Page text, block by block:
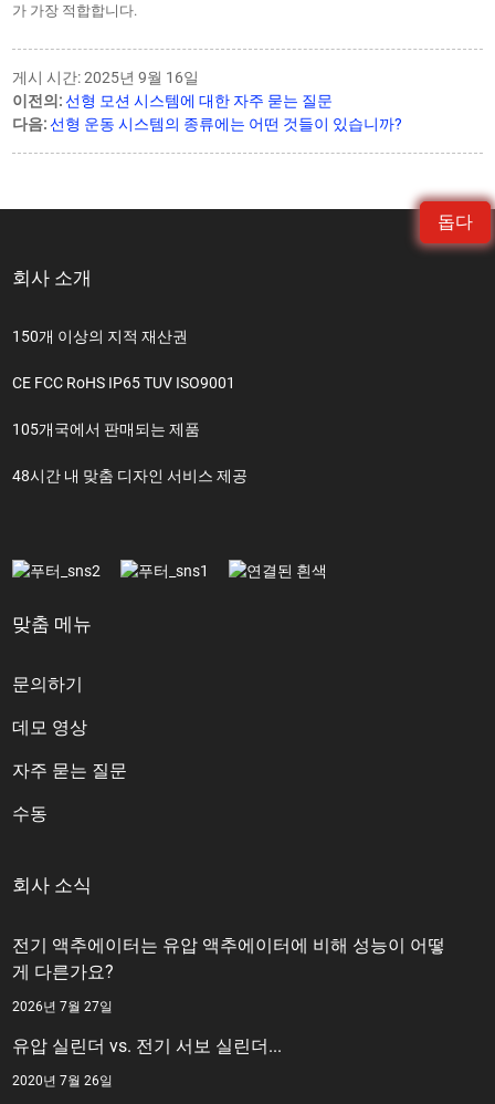
돕다
가 가장 적합합니다.
게시 시간: 2025년 9월 16일
이전의: 선형 모션 시스템에 대한 자주 묻는 질문
다음: 선형 운동 시스템의 종류에는 어떤 것들이 있습니까?
회사 소개
150개 이상의 지적 재산권
CE FCC RoHS IP65 TUV ISO9001
105개국에서 판매되는 제품
48시간 내 맞춤 디자인 서비스 제공
맞춤 메뉴
문의하기
데모 영상
자주 묻는 질문
수동
회사 소식
전기 액추에이터는 유압 액추에이터에 비해 성능이 어떻
게 다른가요?
2026년 7월 27일
유압 실린더 vs. 전기 서보 실린더...
2020년 7월 26일